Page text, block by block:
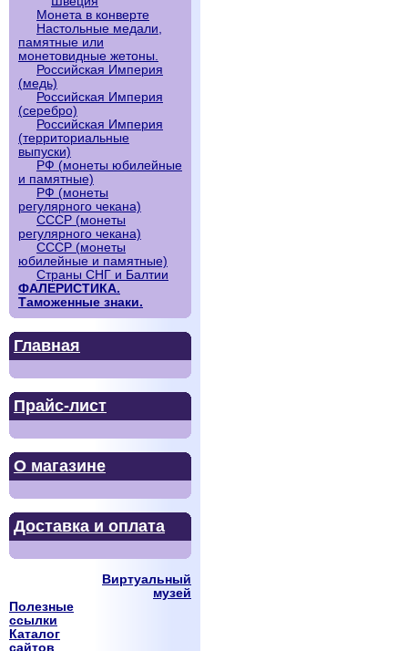
Монета в конверте
Настольные медали,
памятные или
монетовидные жетоны.
Российская Империя
(медь)
Российская Империя
(серебро)
Российская Империя
(территориальные
выпуски)
РФ (монеты юбилейные
и памятные)
РФ (монеты
регулярного чекана)
СССР (монеты
регулярного чекана)
СССР (монеты
юбилейные и памятные)
Страны СНГ и Балтии
ФАЛЕРИСТИКА.
Таможенные знаки.
Главная
Прайс-лист
О магазине
Доставка и оплата
Виртуальный
музей
Полезные
ссылки
Каталог
сайтов